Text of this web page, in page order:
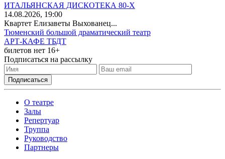
ИТАЛЬЯНСКАЯ ДИСКОТЕКА 80-Х
14.08.2026, 19:00
Квартет Елизаветы Выхованец...
Тюменский большой драматический театр
АРТ-КАФЕ ТБДТ
билетов нет 16+
Подписаться на рассылку
О театре
Залы
Репертуар
Труппа
Руководство
Партнеры